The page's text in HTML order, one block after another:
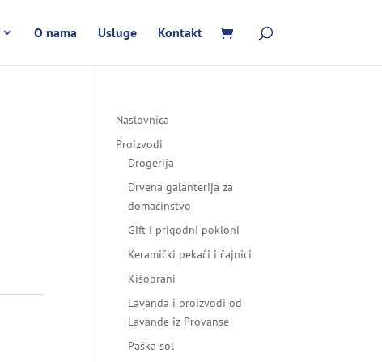
O nama Usluge Kontakt
Naslovnica
Proizvodi
Drogerija
Drvena galanterija za
domaćinstvo
Gift i prigodni pokloni
Keramički pekači i čajnici
Kišobrani
Lavanda i proizvodi od
Lavande iz Provanse
Paška sol